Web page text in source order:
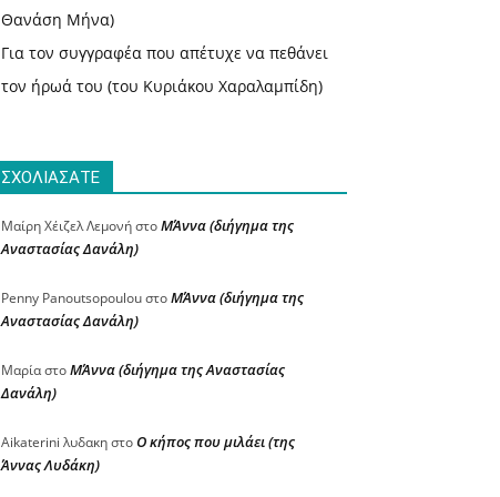
Θανάση Μήνα)
Για τον συγγραφέα που απέτυχε να πεθάνει
τον ήρωά του (του Κυριάκου Χαραλαμπίδη)
ΣΧΟΛΙΑΣΑΤΕ
Μαίρη Χέιζελ ΛεμονήστοΜΆννα (διήγημα της
Αναστασίας Δανάλη)
Penny PanoutsopoulouστοΜΆννα (διήγημα της
Αναστασίας Δανάλη)
ΜαρίαστοΜΆννα (διήγημα της Αναστασίας
Δανάλη)
Aikaterini λυδακηστοΟ κήπος που μιλάει (της
Άννας Λυδάκη)